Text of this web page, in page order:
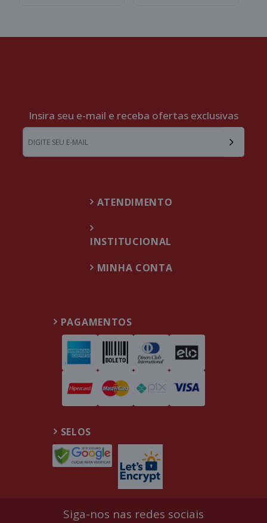
Insira seu e-mail e receba ofertas exclusivas
ATENDIMENTO
INSTITUCIONAL
MINHA CONTA
PAGAMENTOS
SELOS
Siga-nos nas redes sociais